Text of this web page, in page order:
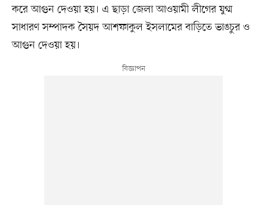
করে আগুন দেওয়া হয়। এ ছাড়া জেলা আওয়ামী লীগের যুগ্ম
সাধারণ সম্পাদক সৈয়দ আশফাকুল ইসলামের বাড়িতে ভাঙচুর ও
আগুন দেওয়া হয়।